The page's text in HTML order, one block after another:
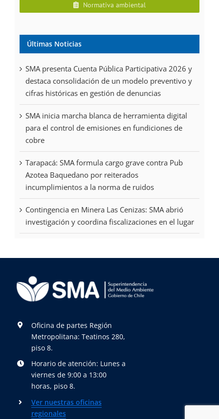
Normativa ambiental
Últimas Noticias
SMA presenta Cuenta Pública Participativa 2026 y
destaca consolidación de un modelo preventivo y
cifras históricas en gestión de denuncias
SMA inicia marcha blanca de herramienta digital
para el control de emisiones en fundiciones de
cobre
Tarapacá: SMA formula cargo grave contra Pub
Azotea Baquedano por reiterados
incumplimientos a la norma de ruidos
Contingencia en Minera Las Cenizas: SMA abrió
investigación y coordina fiscalizaciones en el lugar
Oficina de partes Región
Metropolitana: Teatinos 280,
piso 8.
Horario de atención: Lunes a
viernes de 9:00 a 13:00
horas, piso 8.
Ver nuestras oficinas
regionales